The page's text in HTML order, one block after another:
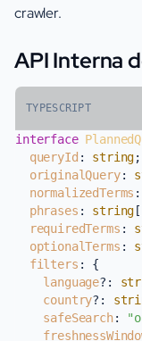
crawler.
API Interna
TYPESCRIPT
interface
queryId : string;
originalQuery:
normalizedTerms :
phrases : string
requiredTerms :
optionalTerms :
filters : {
language?:
country?:
safeSearch: